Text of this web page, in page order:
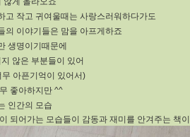
고 작고 귀여울때는 사랑스러워하다가도
의 이야기들은 맘을 아프게하죠
생명이기때문에
않은 부분들이 있어
아픈기억이 있어서)
좋아하지만 ^^
인간의 모습
되어가는 모습들이 감동과 재미를 안겨주는 책